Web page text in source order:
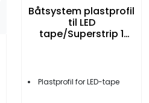
Båtsystem plastprofil
til LED
tape/Superstrip 1
Plastprofil for LED-tape